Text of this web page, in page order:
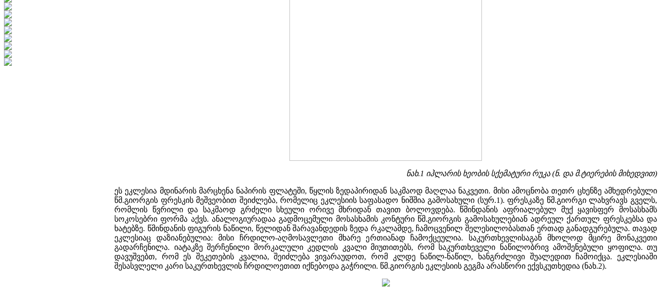
ნახ.1 იჰლარის ხეობის სქემატური რუკა (ნ. და მ.ტიერების მიხედვით)
ეს ეკლესია მდინარის მარცხენა ნაპირის ფლატეში, წყლის ზედაპირიდან საკმაოდ მაღლაა ნაკვეთი. მისი ამოცნობა თეთრ ცხენზე ამხედრებული
წმ.გიორგის ფრესკის მეშვეობით შეიძლება, რომელიც ეკლესიის საფასადო ნიშშია გამოსახული (სურ.1). ფრესკაზე წმ.გიორგი ლახვრავს გველს,
რომლის წვრილი და საკმაოდ გრძელი სხეული ორივე მხრიდან თავით ბოლოვდება. წმინდანის აფრიალებულ მუქ ყავისფერ მოსასხამს
სოკოსებრი ფორმა აქვს. ანალოგიურადაა გადმოცემული მოსასხამის კონტური წმ.გიორგის გამოსახულებიან ადრეულ ქართულ ფრესკებსა და
ხატებზე. წმინდანის ფიგურის ნაწილი, წელიდან შარავანდედის ზედა რკალამდე, ჩამოცვენილ შელესილობასთან ერთად განადგურებულა. თავად
ეკლესიაც დაზიანებულია: მისი ჩრდილო-აღმოსავლეთი მხარე ერთიანად ჩამოქცეულია. საკურთხევლისაგან მხოლოდ მცირე მონაკვეთი
გადარჩენილა. იატაკზე შერჩენილი მორკალული კედლის კვალი მიუთითებს, რომ საკურთხეველი ნაწილობრივ ამოშენებული ყოფილა. თუ
დავუშვებთ, რომ ეს შეკეთების კვალია, შეიძლება ვივარაუდოთ, რომ კლდე ნაწილ-ნაწილ, ხანგრძლივი შუალედით ჩამოიქცა. ეკლესიაში
შესასვლელი კარი საკურთხევლის ჩრდილოეთით იქნებოდა გაჭრილი. წმ.გიორგის ეკლესიის გეგმა არასწორი ექვსკუთხედია (ნახ.2).